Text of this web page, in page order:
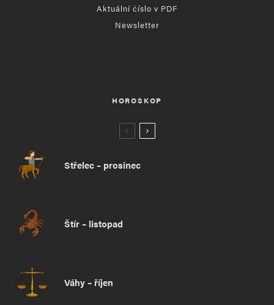
Aktuální číslo v PDF
Newsletter
HOROSKOP
Střelec – prosinec
Štír – listopad
Váhy – říjen